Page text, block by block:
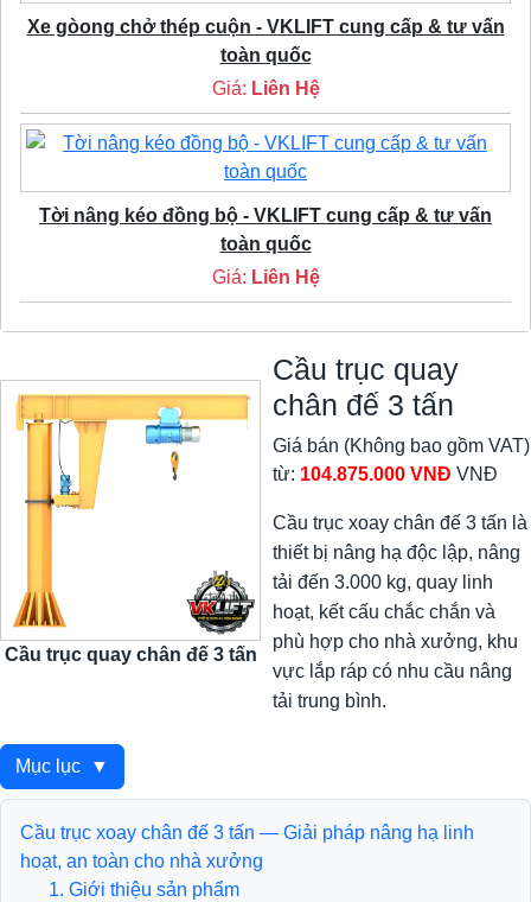
Xe gòong chở thép cuộn - VKLIFT cung cấp & tư vấn
toàn quốc
Giá: Liên Hệ
Tời nâng kéo đồng bộ - VKLIFT cung cấp & tư vấn
toàn quốc
Giá: Liên Hệ
Cầu trục quay chân đế 3 tấn
Cầu trục quay
chân đế 3 tấn
Giá bán (Không bao gồm VAT)
từ: 104.875.000 VNĐ VNĐ
Cầu trục xoay chân đế 3 tấn là
thiết bị nâng hạ độc lập, nâng
tải đến 3.000 kg, quay linh
hoạt, kết cấu chắc chắn và
phù hợp cho nhà xưởng, khu
vực lắp ráp có nhu cầu nâng
tải trung bình.
Mục lục ▼
Cầu trục xoay chân đế 3 tấn — Giải pháp nâng hạ linh
hoạt, an toàn cho nhà xưởng
1. Giới thiệu sản phẩm